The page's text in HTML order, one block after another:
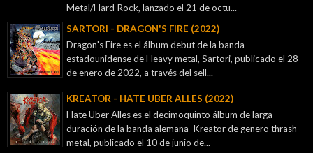
Metal/Hard Rock, lanzado el 21 de octu...
SARTORI - DRAGON'S FIRE (2022)
Dragon's Fire es el álbum debut de la banda
estadounidense de Heavy metal, Sartori, publicado el 28
de enero de 2022, a través del sell...
KREATOR - ‎HATE ÜBER ALLES (2022)
Hate Über Alles es el decimoquinto álbum de larga
duración de la banda alemana Kreator de genero thrash
metal, publicado el 10 de junio de...